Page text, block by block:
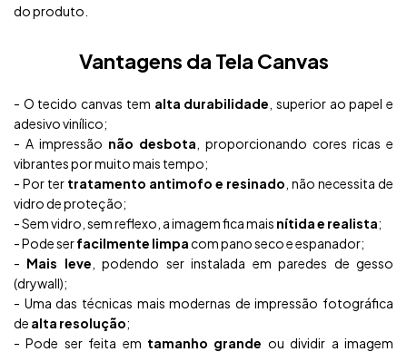
do produto.
Vantagens da Tela Canvas
- O tecido canvas tem alta durabilidade , superior ao papel e
adesivo vinílico;
- A impressão não desbota , proporcionando cores ricas e
vibrantes por muito mais tempo;
- Por ter tratamento antimofo e resinado , não necessita de
vidro de proteção;
- Sem vidro, sem reflexo, a imagem fica mais nítida e realista;
- Pode serfacilmente limpacom pano seco e espanador;
- Mais leve , podendo ser instalada em paredes de gesso
(drywall);
- Uma das técnicas mais modernas de impressão fotográfica
de alta resolução;
- Pode ser feita em tamanho grande ou dividir a imagem